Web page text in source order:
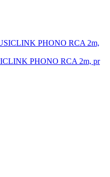
PHONO RCA 2m, pr